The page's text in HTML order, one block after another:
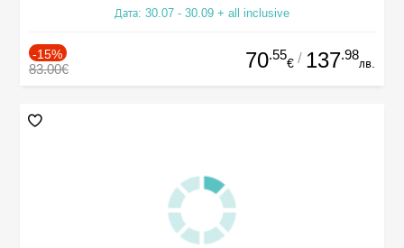
Дата: 30.07 - 30.09 + all inclusive
-15%
83.00€ 70.55
€ / 137.98
лв.